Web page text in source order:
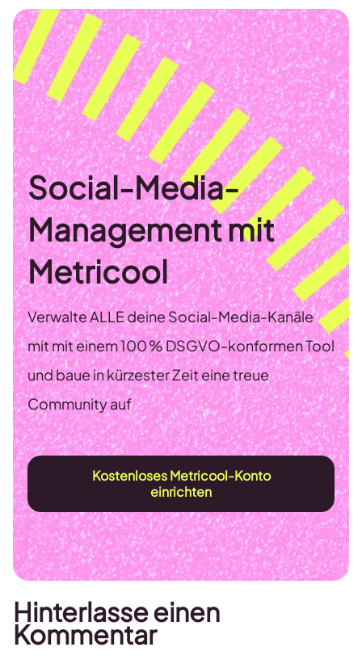
Social-Media-
Management mit
Metricool
Verwalte ALLE deine Social-Media-Kanäle
mit mit einem 100 % DSGVO-konformen Tool
und baue in kürzester Zeit eine treue
Community auf
Kostenloses Metricool-Konto
einrichten
Hinterlasse einen
Kommentar